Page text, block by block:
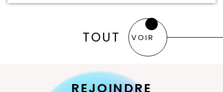
TOUT VOIR
REJOINDRE